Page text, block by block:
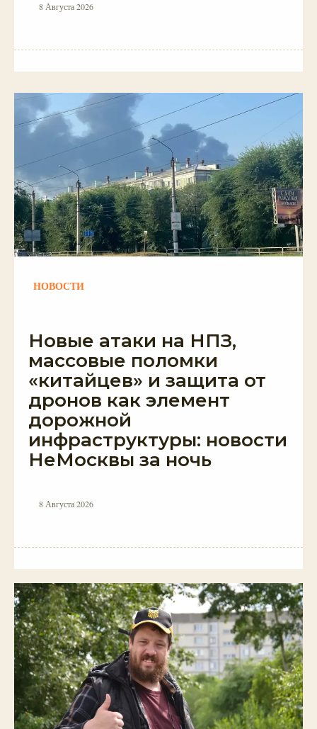
8 Августа 2026
НОВОСТИ
Новые атаки на НПЗ,
массовые поломки
«китайцев» и защита от
дронов как элемент
дорожной
инфраструктуры: новости
НеМосквы за ночь
8 Августа 2026